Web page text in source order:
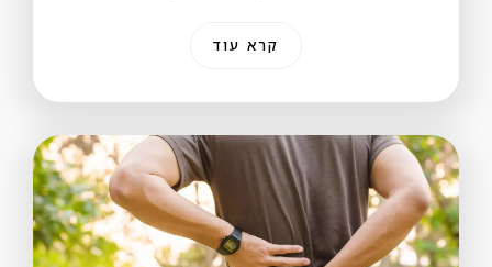
קרא עוד